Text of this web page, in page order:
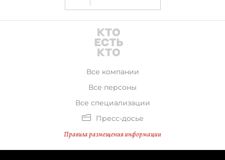
Все компании
Все персоны
Все специализации
Пресс-досье
Правила размещения информации